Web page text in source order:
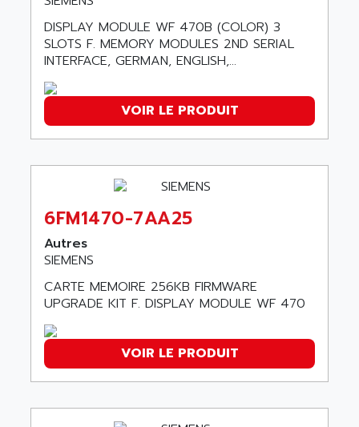
SINUMERIK 810
PREMIUM
PREVENTA
NANO
PCMCIA CARD
SIMATIC S7-300
DIAX 2
TVM
KDV
KVR
TVD
SERVO DRIVE
AC MAINSPINDLE
KDA
KDS
ACTIOMTECH
ACTION PAK
ACTIVA MULLER
ACTRONIC
ACU-TIME
ADA
ADAC
ADAM
ADAMEL
ADANI PSC
ADAPTATIVE
DISPLAY MODULE WF 470B (COLOR) 3
SLOTS F. MEMORY MODULES 2ND SERIAL
INTERFACE, GERMAN, ENGLISH,...
VOIR LE PRODUIT
6FM1470-7AA25
Autres
SIEMENS
CARTE MEMOIRE 256KB FIRMWARE
UPGRADE KIT F. DISPLAY MODULE WF 470
VOIR LE PRODUIT